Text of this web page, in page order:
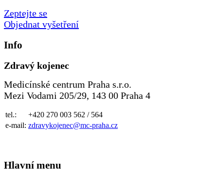
Zeptejte se
Objednat vyšetření
Info
Zdravý kojenec
Medicínské centrum Praha s.r.o.
Mezi Vodami 205/29, 143 00 Praha 4
tel.:
+420 270 003 562 / 564
e-mail: zdravykojenec@mc-praha.cz
Hlavní menu